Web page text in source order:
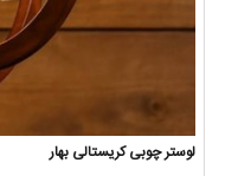
لوستر چوبی کریستالی بهار